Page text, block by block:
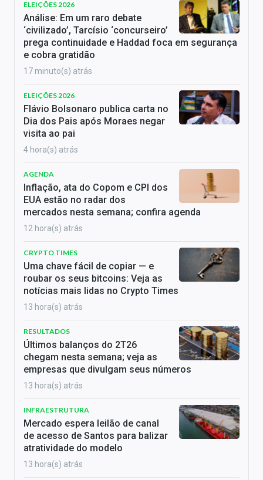
ELEIÇÕES 2026
Análise: Em um raro debate
‘civilizado’, Tarcísio ‘concurseiro’
prega continuidade e Haddad foca em segurança
e cobra gratidão
17 minuto(s) atrás
ELEIÇÕES 2026
Flávio Bolsonaro publica carta no
Dia dos Pais após Moraes negar
visita ao pai
4 hora(s) atrás
AGENDA
Inflação, ata do Copom e CPI dos
EUA estão no radar dos
mercados nesta semana; confira agenda
12 hora(s) atrás
CRYPTO TIMES
Uma chave fácil de copiar — e
roubar os seus bitcoins: Veja as
notícias mais lidas no Crypto Times
13 hora(s) atrás
RESULTADOS
Últimos balanços do 2T26
chegam nesta semana; veja as
empresas que divulgam seus números
13 hora(s) atrás
INFRAESTRUTURA
Mercado espera leilão de canal
de acesso de Santos para balizar
atratividade do modelo
13 hora(s) atrás